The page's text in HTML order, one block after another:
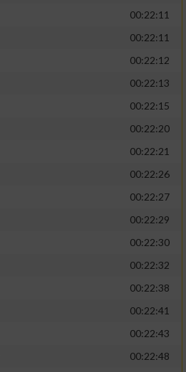
00:22:11
00:22:11
00:22:12
00:22:13
00:22:15
00:22:20
00:22:21
00:22:26
00:22:27
00:22:29
00:22:30
00:22:32
00:22:38
00:22:41
00:22:43
00:22:48